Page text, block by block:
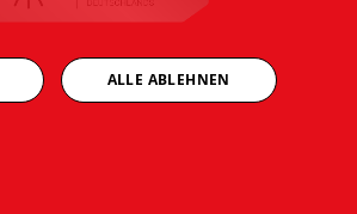
ALLE ABLEHNEN